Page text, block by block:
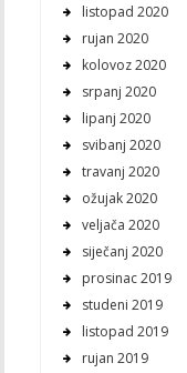
listopad 2020
rujan 2020
kolovoz 2020
srpanj 2020
lipanj 2020
svibanj 2020
travanj 2020
ožujak 2020
veljača 2020
siječanj 2020
prosinac 2019
studeni 2019
listopad 2019
rujan 2019